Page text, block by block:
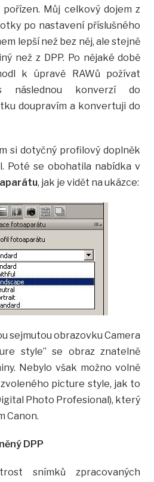
Můj celkový dojem z
po nastavení příslušného
lepší než bez něj, ale stejně
než z DPP. Po nějaké době
k úpravě RAWů požívat
následnou konverzí do
doupravím a konvertuji do
si dotyčný profilový doplněk
Poté se obohatila nabídka v
, jak je vidět na ukázce:
sejmutou obrazovku Camera
style” se obraz znatelně
Nebylo však možno volně
picture style, jak to
Photo Profesional), který
Canon.
DPP
snímků zpracovaných